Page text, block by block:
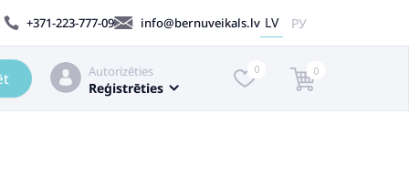
+371-223-777-09 info@bernuveikals.lv LV РУ
Autorizēties
Reģistrēties
0 0